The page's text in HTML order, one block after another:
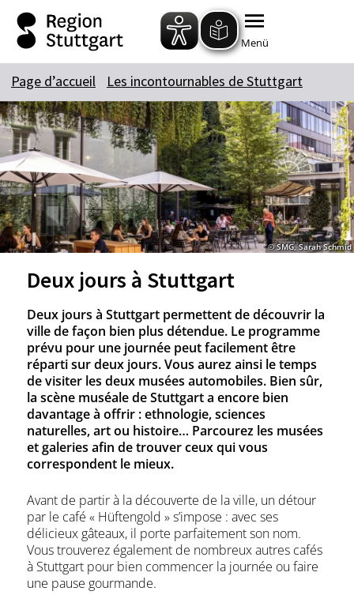
Zum Hauptinhalt springen
Zur Suche springen
Zur Hauptnavigation
Zum Footer springen
Menü
Page d’accueil Les incontournables de Stuttgart
© SMG, Sarah Schmid
Deux jours à Stuttgart
Deux jours à Stuttgart permettent de découvrir la
ville de façon bien plus détendue. Le programme
prévu pour une journée peut facilement être
réparti sur deux jours. Vous aurez ainsi le temps
de visiter les deux musées automobiles. Bien sûr,
la scène muséale de Stuttgart a encore bien
davantage à offrir : ethnologie, sciences
naturelles, art ou histoire… Parcourez les musées
et galeries afin de trouver ceux qui vous
correspondent le mieux.
Avant de partir à la découverte de la ville, un détour
par le café « Hüftengold » s’impose : avec ses
délicieux gâteaux, il porte parfaitement son nom.
Vous trouverez également de nombreux autres cafés
à Stuttgart pour bien commencer la journée ou faire
une pause gourmande.